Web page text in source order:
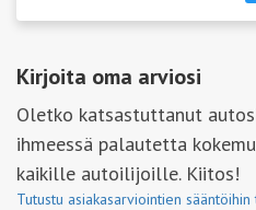
Kirjoita oma arviosi
Oletko katsastuttanut
ihmeessä palautetta
kaikille autoilijoille. Kiitos!
Tutustu asiakasarviointien sääntöihin